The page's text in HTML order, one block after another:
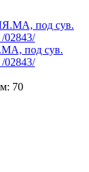
под сув.
02843/
70